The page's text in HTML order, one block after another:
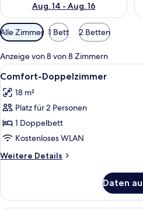
Aug. 14 - Aug. 16
Verfügbare
Filter
für
Zimmer
Alle Zimmer 1 Bett 2 Betten
Anzeige von 8 von 8 Zimmern
Alle
Fotos
für
Comfort-
Doppelzimmer
anzeigen
8
Comfort-Doppelzimmer
18 m²
Platz für 2 Personen
1 Doppelbett
Kostenloses WLAN
Weitere Details
Weitere
Doppelzimmer
Daten